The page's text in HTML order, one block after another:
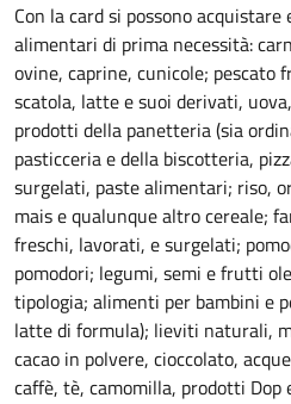
Con la card si possono
alimentari di prima necessità:
ovine, caprine, cunicole; pescato
scatola, latte e suoi derivati,
prodotti della panetteria (sia
pasticceria e della biscotteria,
surgelati, paste alimentari; riso,
mais e qualunque altro cereale;
freschi, lavorati, e surgelati;
pomodori; legumi, semi e frutti
tipologia; alimenti per bambini e
latte di formula); lieviti naturali,
cacao in polvere, cioccolato,
caffè, tè, camomilla, prodotti Dop